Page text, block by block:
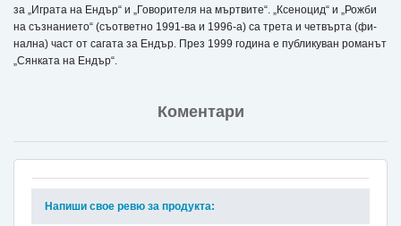
за „Иг­­­ра­­та на Ен­­­дър“ и „Го­­во­­ри­­те­­ля на мър­­т­­­ви­­те“. „Ксе­­но­­цид“ и „Рож­­­би
на съз­­­на­­ни­­е­­то“ (съ­­от­­­вет­­­но 1991-ва и 1996-а) са тре­­та и чет­­­вър­­­та (фи­­
нал­­­на) част от са­­га­­та за Ен­­­дър. През 1999 го­­ди­­на е пуб­­­ли­­ку­­ван ро­­ма­­нът
„Сянката на Ендър“.
Коментари
Напиши свое ревю за продукта: